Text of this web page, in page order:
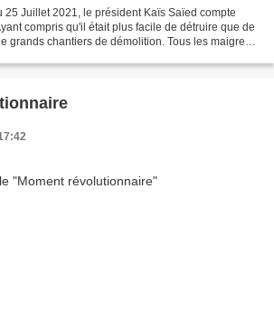
25 Juillet 2021, le président Kaïs Saïed compte
compris qu'il était plus facile de détruire que de
grands chantiers de démolition. Tous les maigres